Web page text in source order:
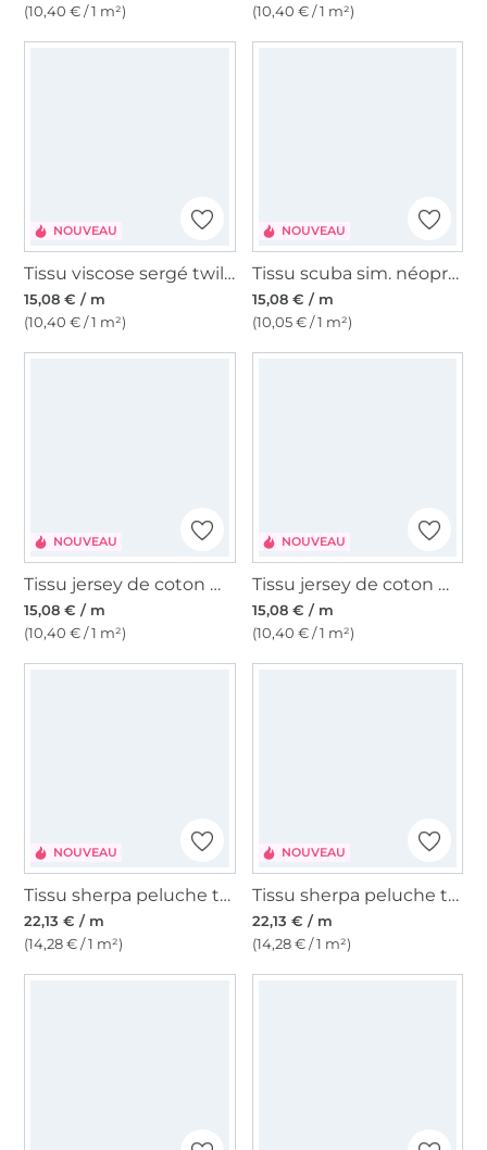
(10,40 € / 1 m²)
(10,40 € / 1 m²)
NOUVEAU
Tissu viscose sergé twill paisley flowers, vert olive
15,08 € / m
(10,40 € / 1 m²)
NOUVEAU
Tissu scuba sim. néoprène Peach Touch vintage flowers, orange
15,08 € / m
(10,05 € / 1 m²)
NOUVEAU
Tissu jersey de coton maille tricot fin diamonds, marron
15,08 € / m
(10,40 € / 1 m²)
NOUVEAU
Tissu jersey de coton maille tricot fin ornaments, bleu pétrole
15,08 € / m
(10,40 € / 1 m²)
NOUVEAU
Tissu sherpa peluche teddy Leo Lovers, bordeaux
22,13 € / m
(14,28 € / 1 m²)
NOUVEAU
Tissu sherpa peluche teddy Leo Lovers, marron
22,13 € / m
(14,28 € / 1 m²)